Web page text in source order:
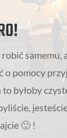
samemu,
o pomocy
to byłoby
🙂 !